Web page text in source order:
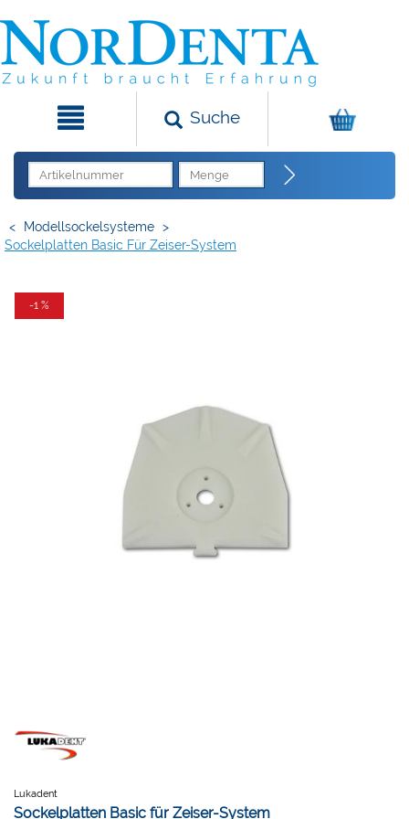
Suche
< Modellsockelsysteme >
Sockelplatten Basic Für Zeiser-System
-1 %
Lukadent
Sockelplatten Basic für Zeiser-System